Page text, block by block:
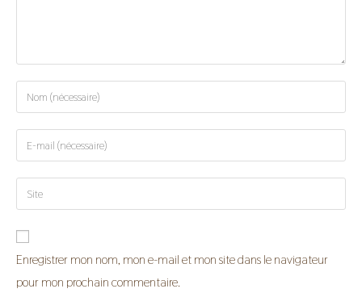
Enregistrer mon nom, mon e-mail et mon site dans le navigateur
pour mon prochain commentaire.